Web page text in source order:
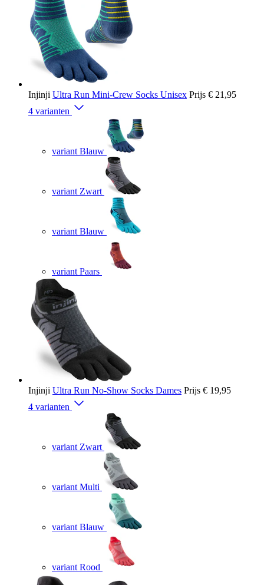
Injinji Ultra Run Mini-Crew Socks Unisex Prijs € 21,95
4 varianten
variant Blauw
variant Zwart
variant Blauw
variant Paars
Injinji Ultra Run No-Show Socks Dames Prijs € 19,95
4 varianten
variant Zwart
variant Multi
variant Blauw
variant Rood